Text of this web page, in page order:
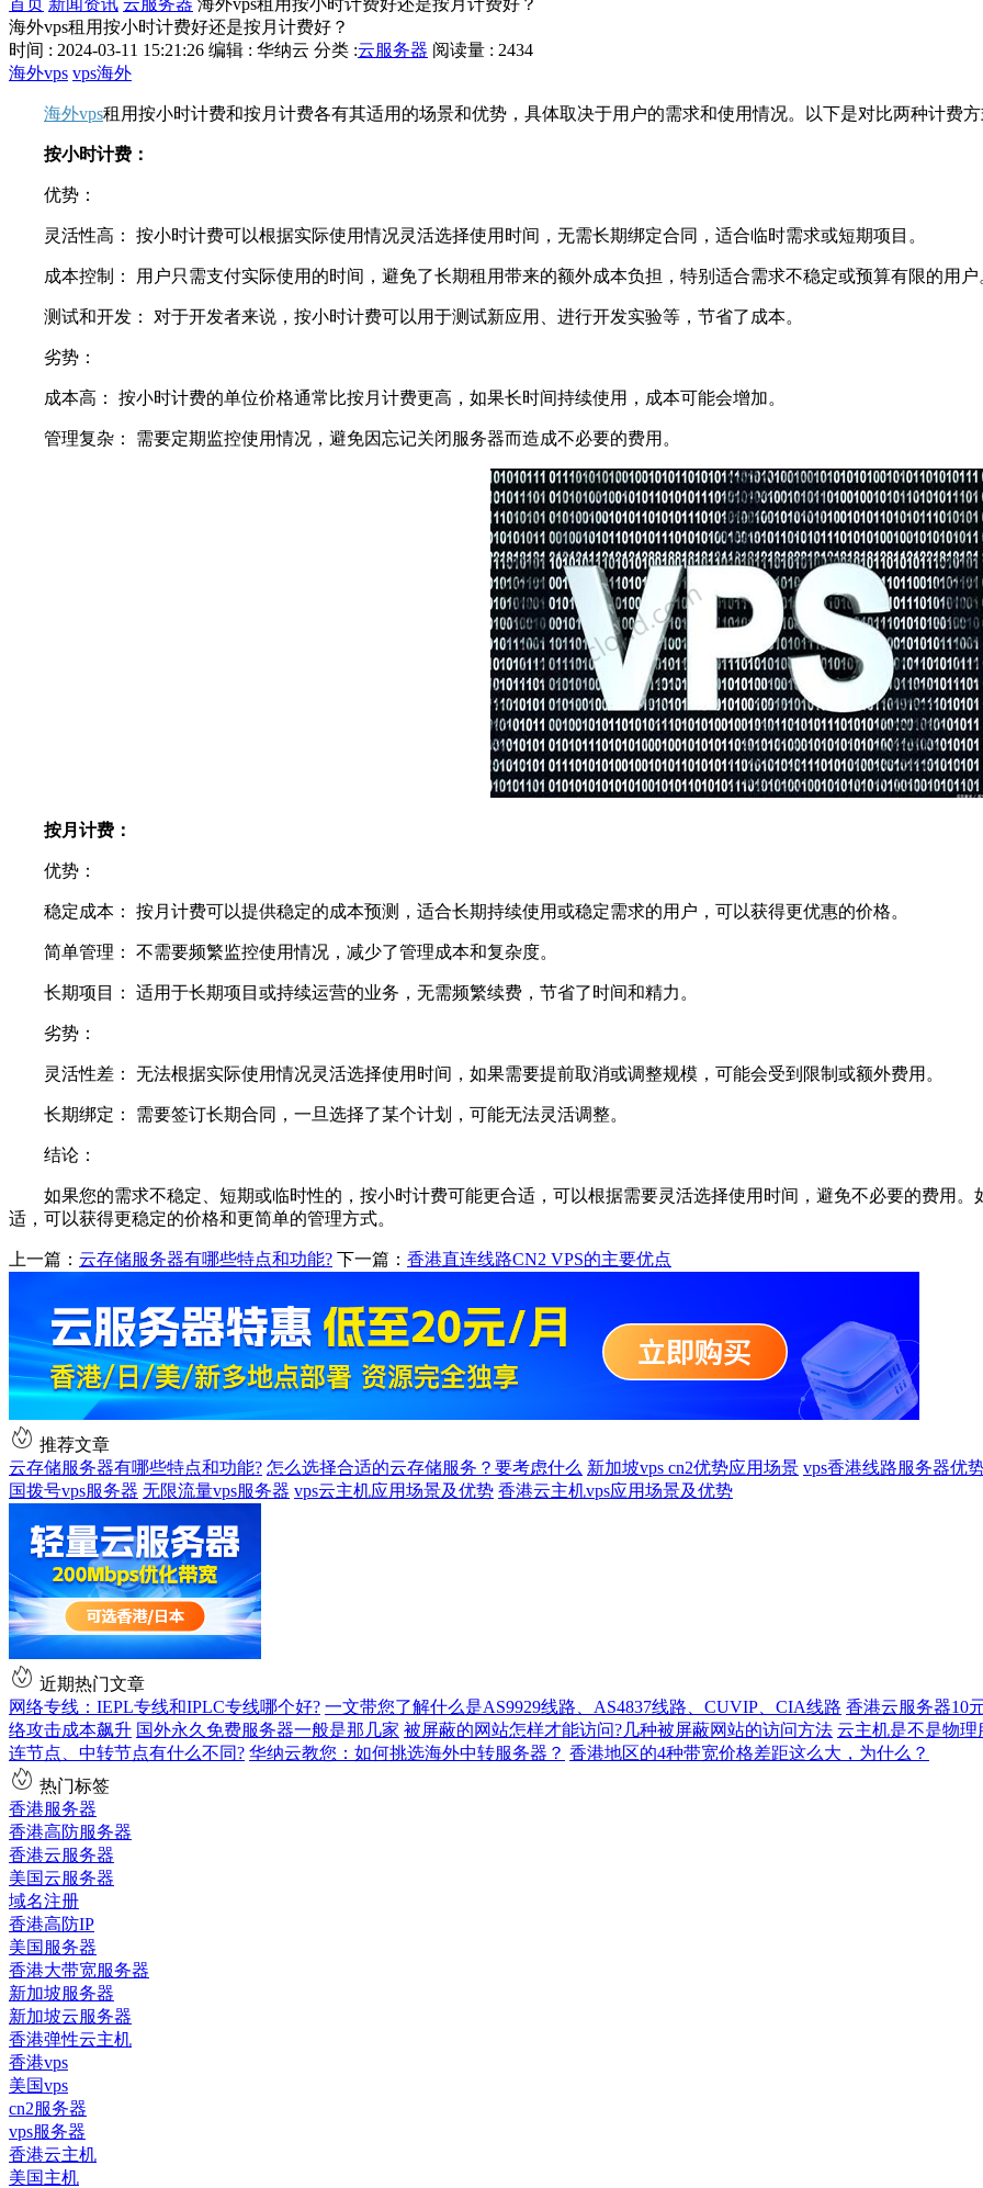
首页 新闻资讯 云服务器 海外vps租用按小时计费好还是按月计费好？
海外vps租用按小时计费好还是按月计费好？
时间 : 2024-03-11 15:21:26 编辑 : 华纳云 分类 :云服务器 阅读量 : 2434
海外vps vps海外
海外vps租用按小时计费和按月计费各有其适用的场景和优势，具体取决于用户的需求和使用情况。以下是对比两种计费
按小时计费：
优势：
灵活性高： 按小时计费可以根据实际使用情况灵活选择使用时间，无需长期绑定合同，适合临时需求或短期项目。
成本控制： 用户只需支付实际使用的时间，避免了长期租用带来的额外成本负担，特别适合需求不稳定或预算有限的用户
测试和开发： 对于开发者来说，按小时计费可以用于测试新应用、进行开发实验等，节省了成本。
劣势：
成本高： 按小时计费的单位价格通常比按月计费更高，如果长时间持续使用，成本可能会增加。
管理复杂： 需要定期监控使用情况，避免因忘记关闭服务器而造成不必要的费用。
按月计费：
优势：
稳定成本： 按月计费可以提供稳定的成本预测，适合长期持续使用或稳定需求的用户，可以获得更优惠的价格。
简单管理： 不需要频繁监控使用情况，减少了管理成本和复杂度。
长期项目： 适用于长期项目或持续运营的业务，无需频繁续费，节省了时间和精力。
劣势：
灵活性差： 无法根据实际使用情况灵活选择使用时间，如果需要提前取消或调整规模，可能会受到限制或额外费用。
长期绑定： 需要签订长期合同，一旦选择了某个计划，可能无法灵活调整。
结论：
如果您的需求不稳定、短期或临时性的，按小时计费可能更合适，可以根据需要灵活选择使用时间，避免不必要的费用。
适，可以获得更稳定的价格和更简单的管理方式。
上一篇： 云存储服务器有哪些特点和功能? 下一篇： 香港直连线路CN2 VPS的主要优点
推荐文章
云存储服务器有哪些特点和功能? 怎么选择合适的云存储服务？要考虑什么 新加坡vps cn2优势应用场景 vps香港线路服务器优
国拨号vps服务器 无限流量vps服务器 vps云主机应用场景及优势 香港云主机vps应用场景及优势
近期热门文章
网络专线：IEPL专线和IPLC专线哪个好? 一文带您了解什么是AS9929线路、AS4837线路、CUVIP、CIA线路 香港云服务器10
络攻击成本飙升 国外永久免费服务器一般是那几家 被屏蔽的网站怎样才能访问?几种被屏蔽网站的访问方法 云主机是不是物
连节点、中转节点有什么不同? 华纳云教您：如何挑选海外中转服务器？ 香港地区的4种带宽价格差距这么大，为什么？
热门标签
香港服务器
香港高防服务器
香港云服务器
美国云服务器
域名注册
香港高防IP
美国服务器
香港大带宽服务器
新加坡服务器
新加坡云服务器
香港弹性云主机
香港vps
美国vps
cn2服务器
vps服务器
香港云主机
美国主机